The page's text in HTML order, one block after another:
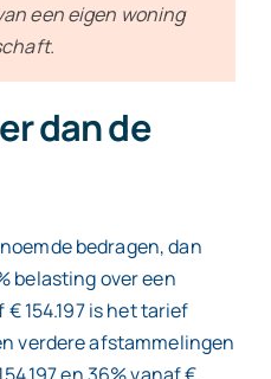
een eigen woning
dan de
bedragen, dan
belasting over een
€ 154.197 is het tarief
verdere afstammelingen